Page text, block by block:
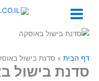
דף הבית » סדנת בישול
סדנת בישול